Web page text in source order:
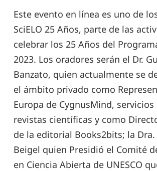
Este evento en línea es uno de
SciELO 25 Años, parte de las
celebrar los 25 Años del
2023. Los oradores serán el Dr.
Banzato, quien actualmente se
el ámbito privado como
Europa de CygnusMind, servicios
revistas científicas y como
de la editorial Books2bits; la Dra.
Beigel quien Presidió el Comité
en Ciencia Abierta de UNESCO